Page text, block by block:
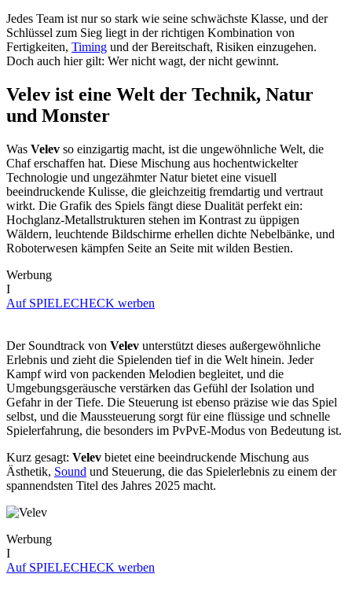
Jedes Team ist nur so stark wie seine schwächste Klasse, und der
Schlüssel zum Sieg liegt in der richtigen Kombination von
Fertigkeiten, Timing und der Bereitschaft, Risiken einzugehen.
Doch auch hier gilt: Wer nicht wagt, der nicht gewinnt.
Velev ist eine Welt der Technik, Natur
und Monster
Was Velev so einzigartig macht, ist die ungewöhnliche Welt, die
Chaf erschaffen hat. Diese Mischung aus hochentwickelter
Technologie und ungezähmter Natur bietet eine visuell
beeindruckende Kulisse, die gleichzeitig fremdartig und vertraut
wirkt. Die Grafik des Spiels fängt diese Dualität perfekt ein:
Hochglanz-Metallstrukturen stehen im Kontrast zu üppigen
Wäldern, leuchtende Bildschirme erhellen dichte Nebelbänke, und
Roboterwesen kämpfen Seite an Seite mit wilden Bestien.
Werbung
I
Auf SPIELECHECK werben
Der Soundtrack von Velev unterstützt dieses außergewöhnliche
Erlebnis und zieht die Spielenden tief in die Welt hinein. Jeder
Kampf wird von packenden Melodien begleitet, und die
Umgebungsgeräusche verstärken das Gefühl der Isolation und
Gefahr in der Tiefe. Die Steuerung ist ebenso präzise wie das Spiel
selbst, und die Maussteuerung sorgt für eine flüssige und schnelle
Spielerfahrung, die besonders im PvPvE-Modus von Bedeutung ist.
Kurz gesagt: Velev bietet eine beeindruckende Mischung aus
Ästhetik, Sound und Steuerung, die das Spielerlebnis zu einem der
spannendsten Titel des Jahres 2025 macht.
Werbung
I
Auf SPIELECHECK werben